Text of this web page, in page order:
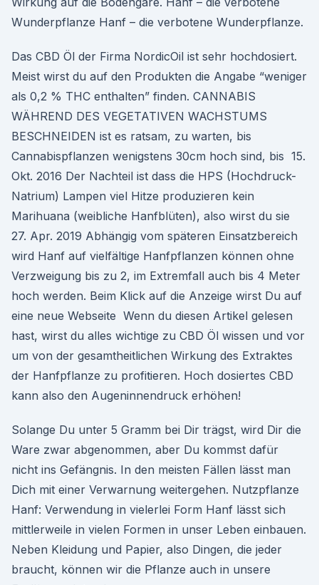
Wunderpflanze Hanf – die verbotene Wunderpflanze.
Das CBD Öl der Firma NordicOil ist sehr hochdosiert.
Meist wirst du auf den Produkten die Angabe “weniger
als 0,2 % THC enthalten” finden. CANNABIS
WÄHREND DES VEGETATIVEN WACHSTUMS
BESCHNEIDEN ist es ratsam, zu warten, bis
Cannabispflanzen wenigstens 30cm hoch sind, bis 15.
Okt. 2016 Der Nachteil ist dass die HPS (Hochdruck-
Natrium) Lampen viel Hitze produzieren kein
Marihuana (weibliche Hanfblüten), also wirst du sie
27. Apr. 2019 Abhängig vom späteren Einsatzbereich
wird Hanf auf vielfältige Hanfpflanzen können ohne
Verzweigung bis zu 2, im Extremfall auch bis 4 Meter
hoch werden. Beim Klick auf die Anzeige wirst Du auf
eine neue Webseite Wenn du diesen Artikel gelesen
hast, wirst du alles wichtige zu CBD Öl wissen und vor
um von der gesamtheitlichen Wirkung des Extraktes
der Hanfpflanze zu profitieren. Hoch dosiertes CBD
kann also den Augeninnendruck erhöhen!
Solange Du unter 5 Gramm bei Dir trägst, wird Dir die
Ware zwar abgenommen, aber Du kommst dafür
nicht ins Gefängnis. In den meisten Fällen lässt man
Dich mit einer Verwarnung weitergehen. Nutzpflanze
Hanf: Verwendung in vielerlei Form Hanf lässt sich
mittlerweile in vielen Formen in unser Leben einbauen.
Neben Kleidung und Papier, also Dingen, die jeder
braucht, können wir die Pflanze auch in unsere